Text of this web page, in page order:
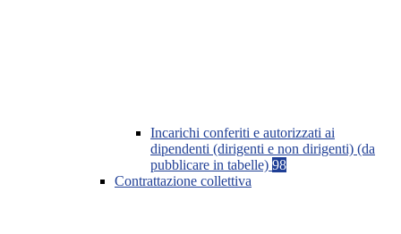
Incarichi conferiti e autorizzati ai
dipendenti (dirigenti e non dirigenti) (da
pubblicare in tabelle) 98
Contrattazione collettiva